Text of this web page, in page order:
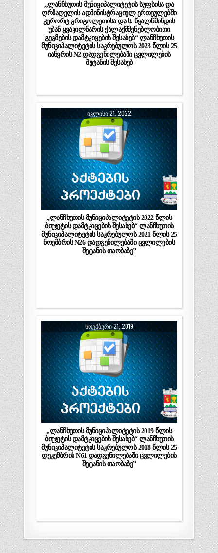
,,ლანჩხუთის მუნიციპალიტეტის სუფსისა და
ღრმაღელის ადმინისტრაციულ ერთეულებში
კურორტ გრიგოლეთისა და ს. წყალწმინდის
უბან ყვავილნარის ქალაქმშენებლობითი
გეგმების დამტკიცების შესახებ“ ლანჩხუთის
მუნიციპალიტეტის საკრებულოს 2023 წლის 25
იანვრის N2 დადგენილებაში ცვლილების
შეტანის შესახებ
ᲘᲕᲚᲘᲡᲘ 21, 2022
„ლანჩხუთის მუნიციპალიტეტის 2022 წლის
ბიუჯეტის დამტკიცების შესახებ“ ლანჩხუთის
მუნიციპალიტეტის საკრებულოს 2021 წლის 25
ნოემბრის N26 დადგენილებაში ცვლილების
შეტანის თაობაზე”
ᲜᲝᲔᲛᲑᲔᲠᲘ 21, 2019
„ლანჩხუთის მუნიციპალიტეტის 2019 წლის
ბიუჯეტის დამტკიცების შესახებ“ ლანჩხუთის
მუნიციპალიტეტის საკრებულოს 2018 წლის 25
დეკემბრის N61 დადგენილებაში ცვლილების
შეტანის თაობაზე”